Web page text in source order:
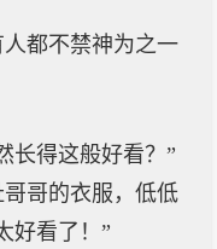
都不禁神为之一
得这般好看？”
哥的衣服，低低
好看了！”